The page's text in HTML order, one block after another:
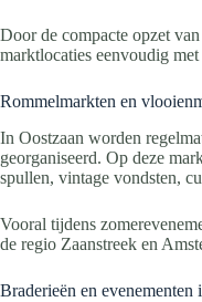
Door de compacte opzet
marktlocaties eenvoudig
Rommelmarkten en
In Oostzaan worden
georganiseerd. Op deze
spullen, vintage vondsten,
Vooral tijdens
de regio Zaanstreek en
Braderieën en evenementen